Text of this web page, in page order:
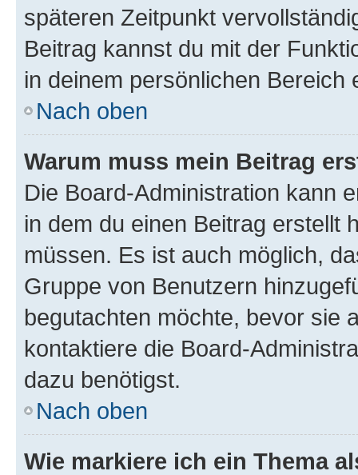
späteren Zeitpunkt
Beitrag kannst du mit der
in deinem persönlichen Bereich
Nach oben
Warum muss mein Beitrag
Die Board-Administration kann
in dem du einen Beitrag erstellt
müssen. Es ist auch möglich,
Gruppe von Benutzern
begutachten möchte, bevor sie
kontaktiere die Board-
dazu benötigst.
Nach oben
Wie markiere ich ein Thema